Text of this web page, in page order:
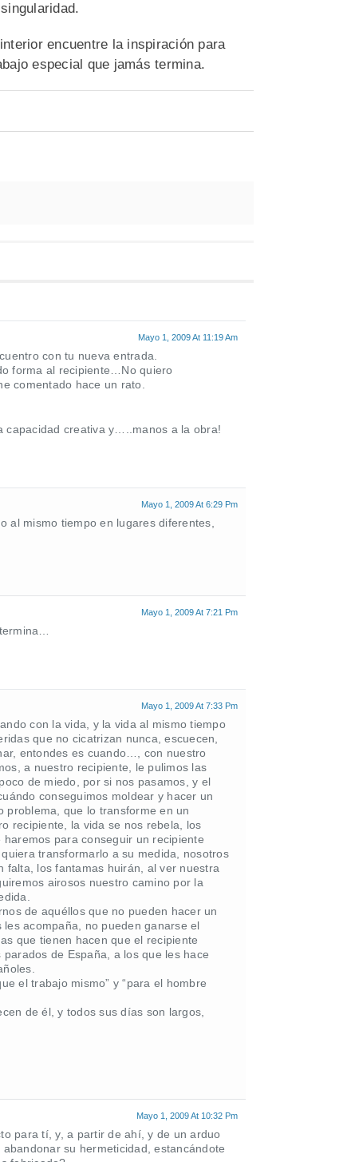
encuentre la inspiración para
especial que jamás termina.
Mayo 1, 2009 At 11:19 Am
con tu nueva entrada.
forma al recipiente…No quiero
comentado hace un rato.
creativa y…..manos a la obra!
Mayo 1, 2009 At 6:29 Pm
al mismo tiempo en lugares diferentes,
Mayo 1, 2009 At 7:21 Pm
Mayo 1, 2009 At 7:33 Pm
con la vida, y la vida al mismo tiempo
que no cicatrizan nunca, escuecen,
entondes es cuando…, con nuestro
a nuestro recipiente, le pulimos las
de miedo, por si nos pasamos, y el
conseguimos moldear y hacer un
problema, que lo transforme en un
recipiente, la vida se nos rebela, los
para conseguir un recipiente
transformarlo a su medida, nosotros
falta, los fantamas huirán, al ver nuestra
airosos nuestro camino por la
de aquéllos que no pueden hacer un
acompaña, no pueden ganarse el
que tienen hacen que el recipiente
de España, a los que les hace
el trabajo mismo” y “para el hombre
de él, y todos sus días son largos,
Mayo 1, 2009 At 10:32 Pm
para tí, y, a partir de ahí, y de un arduo
su hermeticidad, estancándote